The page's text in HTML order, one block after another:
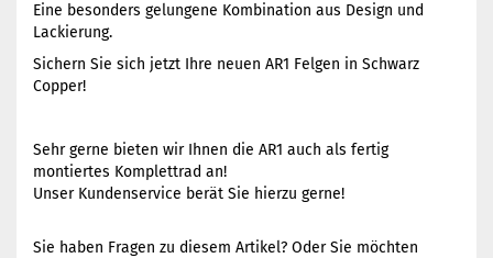
Eine besonders gelungene Kombination aus Design und
Lackierung.
Sichern Sie sich jetzt Ihre neuen AR1 Felgen in Schwarz
Copper!
Sehr gerne bieten wir Ihnen die AR1 auch als fertig
montiertes Komplettrad an!
Unser Kundenservice berät Sie hierzu gerne!
Sie haben Fragen zu diesem Artikel? Oder Sie möchten